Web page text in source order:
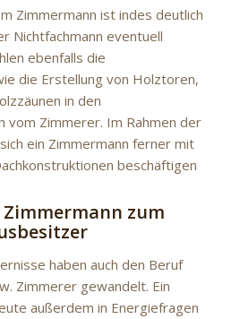
Zimmermann ist indes deutlich
Nichtfachmann eventuell
ebenfalls die
die Erstellung von Holztoren,
in den
vom Zimmerer. Im Rahmen der
ein Zimmermann ferner mit
beschäftigen
zum
haben auch den Beruf
Zimmerer gewandelt. Ein
außerdem in Energiefragen